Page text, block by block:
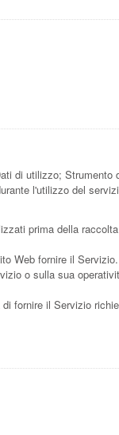
di utilizzo; Strumento
l'utilizzo del
prima della
Web fornire il
o sulla sua
fornire il Servizio